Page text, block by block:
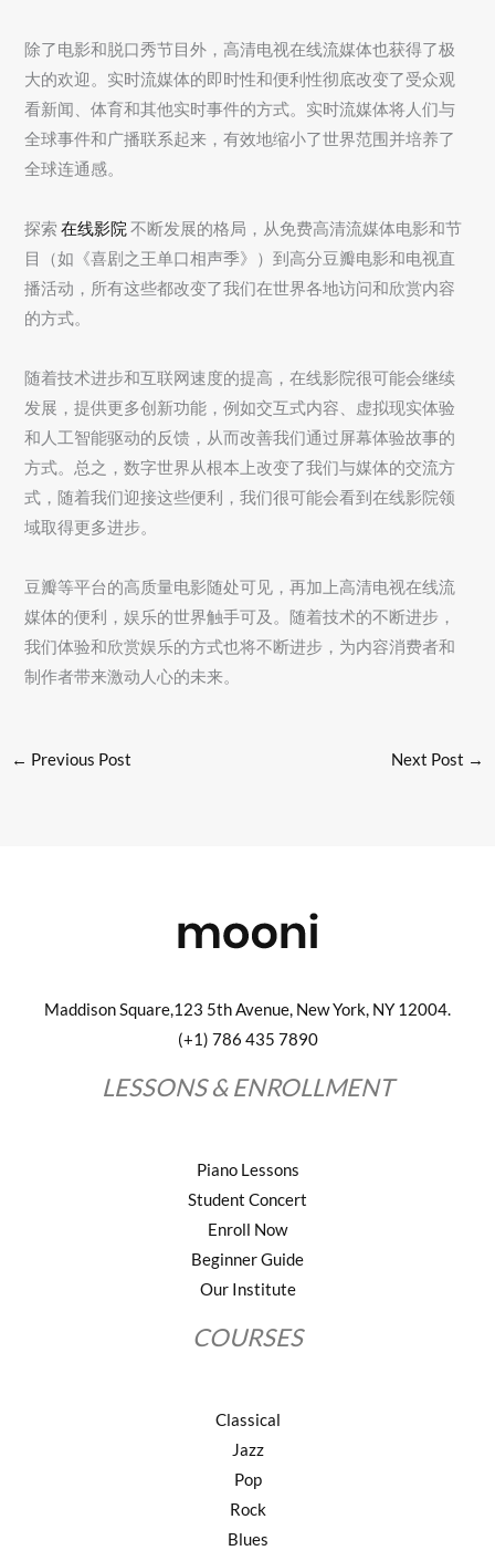
除了电影和脱口秀节目外，高清电视在线流媒体也获得了极
大的欢迎。实时流媒体的即时性和便利性彻底改变了受众观
看新闻、体育和其他实时事件的方式。实时流媒体将人们与
全球事件和广播联系起来，有效地缩小了世界范围并培养了
全球连通感。
探索在线影院 不断发展的格局，从免费高清流媒体电影和节
目（如《喜剧之王单口相声季》）到高分豆瓣电影和电视直
播活动，所有这些都改变了我们在世界各地访问和欣赏内容
的方式。
随着技术进步和互联网速度的提高，在线影院很可能会继续
发展，提供更多创新功能，例如交互式内容、虚拟现实体验
和人工智能驱动的反馈，从而改善我们通过屏幕体验故事的
方式。总之，数字世界从根本上改变了我们与媒体的交流方
式，随着我们迎接这些便利，我们很可能会看到在线影院领
域取得更多进步。
豆瓣等平台的高质量电影随处可见，再加上高清电视在线流
媒体的便利，娱乐的世界触手可及。随着技术的不断进步，
我们体验和欣赏娱乐的方式也将不断进步，为内容消费者和
制作者带来激动人心的未来。
← Previous Post Next Post →
Maddison Square,123 5th Avenue, New York, NY 12004.
(+1) 786 435 7890
LESSONS & ENROLLMENT
Piano Lessons
Student Concert
Enroll Now
Beginner Guide
Our Institute
COURSES
Classical
Jazz
Pop
Rock
Blues